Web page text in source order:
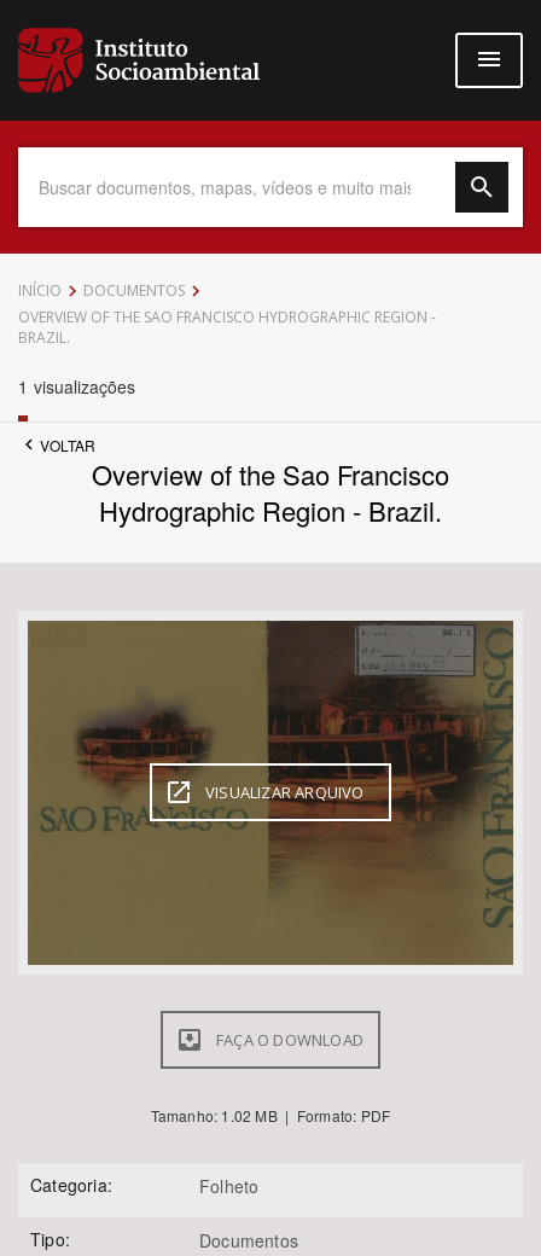
para
conteúdo
Data do Documento
Subtema
Área de Levantamento
INÍCIO
DOCUMENTOS
OVERVIEW OF THE SAO FRANCISCO HYDROGRAPHIC REGION -
BRAZIL.
1 visualizações
VOLTAR
Overview of the Sao Francisco
Hydrographic Region - Brazil.
VISUALIZAR ARQUIVO
FAÇA O DOWNLOAD
Tamanho: 1.02 MB | Formato: PDF
Categoria: Folheto
Tipo: Documentos